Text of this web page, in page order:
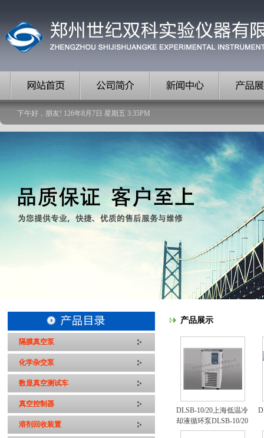
下午好，朋友! 126年8月 7 日 星期五 3:35PM
隔膜真空泵
化学杂交泵
数显真空测试车
真空控制器
溶剂回收装置
产品展示
DLSB-10/20上海低温冷
却液循环泵DLSB-10/20